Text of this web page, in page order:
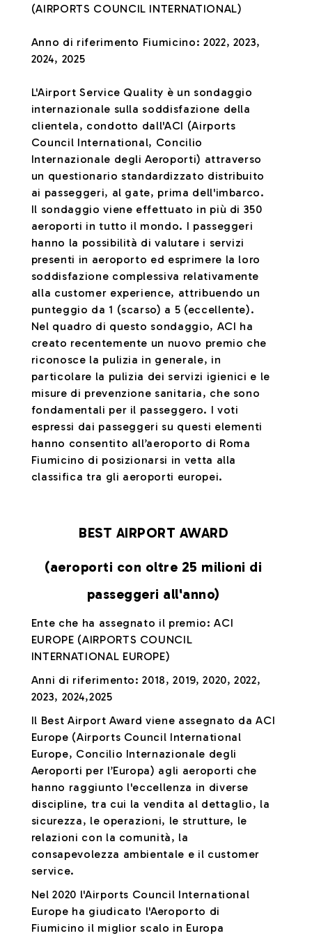
(AIRPORTS COUNCIL INTERNATIONAL)
Anno di riferimento Fiumicino: 2022, 2023,
2024, 2025
L'Airport Service Quality è un sondaggio
internazionale sulla soddisfazione della
clientela, condotto dall'ACI (Airports
Council International, Concilio
Internazionale degli Aeroporti) attraverso
un questionario standardizzato distribuito
ai passeggeri, al gate, prima dell'imbarco.
Il sondaggio viene effettuato in più di 350
aeroporti in tutto il mondo. I passeggeri
hanno la possibilità di valutare i servizi
presenti in aeroporto ed esprimere la loro
soddisfazione complessiva relativamente
alla customer experience, attribuendo un
punteggio da 1 (scarso) a 5 (eccellente).
Nel quadro di questo sondaggio, ACI ha
creato recentemente un nuovo premio che
riconosce la pulizia in generale, in
particolare la pulizia dei servizi igienici e le
misure di prevenzione sanitaria, che sono
fondamentali per il passeggero. I voti
espressi dai passeggeri su questi elementi
hanno consentito all’aeroporto di Roma
Fiumicino di posizionarsi in vetta alla
classifica tra gli aeroporti europei.
BEST AIRPORT AWARD
(aeroporti con oltre 25 milioni di
passeggeri all'anno)
Ente che ha assegnato il premio: ACI
EUROPE (AIRPORTS COUNCIL
INTERNATIONAL EUROPE)
Anni di riferimento: 2018, 2019, 2020, 2022,
2023, 2024,2025
Il Best Airport Award viene assegnato da ACI
Europe (Airports Council International
Europe, Concilio Internazionale degli
Aeroporti per l’Europa) agli aeroporti che
hanno raggiunto l'eccellenza in diverse
discipline, tra cui la vendita al dettaglio, la
sicurezza, le operazioni, le strutture, le
relazioni con la comunità, la
consapevolezza ambientale e il customer
service.
Nel 2020 l'Airports Council International
Europe ha giudicato l'Aeroporto di
Fiumicino il miglior scalo in Europa